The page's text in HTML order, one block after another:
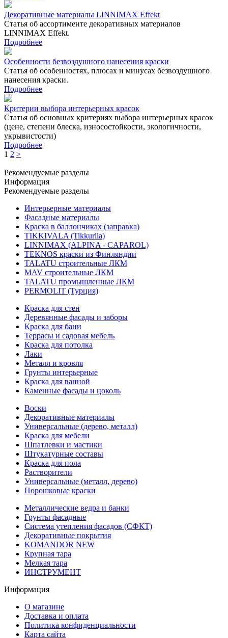
Декоративные материалы LINNIMAX Effekt
Статья об ассортименте декоративных материалов
LINNIMAX Effekt.
Подробнее
Особенности безвоздушного нанесения краски
Статья об особенностях, плюсах и минусах безвоздушного
нанесения краски.
Подробнее
Критерии выбора интерьерных красок
Статья об основных критериях выбора интерьерных красок
(цене, степени блеска, износостойкости, экологичности,
укрывистости)
Подробнее
1 2 >
Рекомендуемые разделы
Информация
Рекомендуемые разделы
Интерьерные материалы
Фасадные материалы
Краска в баллончиках (заправка)
TIKKIVALA (Tikkurila)
LINNIMAX (ALPINA - CAPAROL)
TEKNOS краски из Финляндии
TALATU строительные ЛКМ
MAV строительные ЛКМ
TALATU промышленные ЛКМ
PERMOLIT (Турция)
Краска для стен
Деревянные фасады и заборы
Краска для бани
Террасы и садовая мебель
Краска для потолка
Лаки
Металл и кровля
Грунты интерьерные
Краска для ванной
Каменные фасады и цоколь
Воски
Декоративные материалы
Универсальные (дерево, металл)
Краска для мебели
Шпатлевки и мастики
Штукатурные составы
Краска для пола
Растворители
Универсальные (металл, дерево)
Порошковые краски
Металлические ведра и банки
Грунты фасадные
Система утепления фасадов (СФКТ)
Декоративные покрытия
KOMANDOR NEW
Крупная тара
Мелкая тара
ИНСТРУМЕНТ
Информация
О магазине
Доставка и оплата
Политика конфиденциальности
Карта сайта